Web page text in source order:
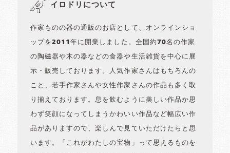
イロドリについて
作家ものの器の通販のお店として、オンラインショ
ップを2011年に開業しました。全国約70名の作家
の陶磁器や木の器などの食器や生活雑貨を中心に展
示・販売しております。人気作家さんはもちろんの
こと、若手作家さんや女性作家さんの作品も多く取
り揃えております。息を飲むように美しい作品か思
わず笑顔になってしまうかわいい作品など幅広い作
品がありますので、楽しんで見ていただけたらと思
います。「これがわたしの宝物」って思えるものを